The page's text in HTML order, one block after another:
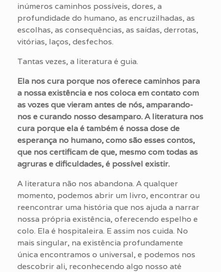
inúmeros caminhos possíveis, dores, a
profundidade do humano, as encruzilhadas, as
escolhas, as consequências, as saídas, derrotas,
vitórias, laços, desfechos.
Tantas vezes, a literatura é guia.
Ela nos cura porque nos oferece caminhos para
a nossa existência e nos coloca em contato com
as vozes que vieram antes de nós, amparando-
nos e curando nosso desamparo. A literatura nos
cura porque ela é também é nossa dose de
esperança no humano, como são esses contos,
que nos certificam de que, mesmo com todas as
agruras e dificuldades, é possível existir.
A literatura não nos abandona. A qualquer
momento, podemos abrir um livro, encontrar ou
reencontrar uma história que nos ajuda a narrar
nossa própria existência, oferecendo espelho e
colo. Ela é hospitaleira. E assim nos cuida. No
mais singular, na existência profundamente
única encontramos o universal, e podemos nos
descobrir ali, reconhecendo algo nosso até